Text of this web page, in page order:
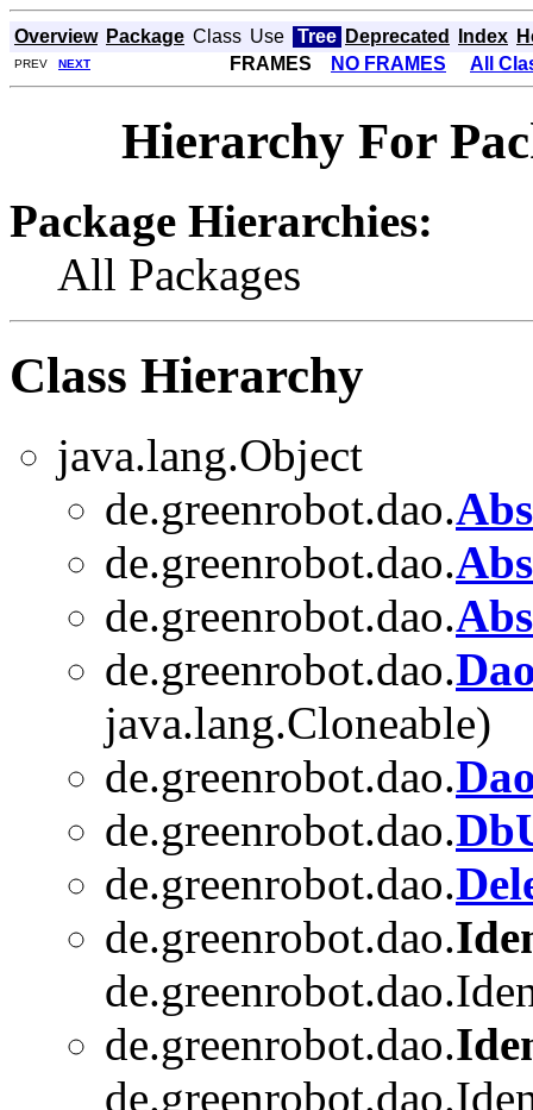
Overview Package Class Use Tree Deprecated Index
PREV NEXT FRAMES NO FRAMES All
Hierarchy For
Package Hierarchies:
All Packages
Class Hierarchy
java.lang.Object
de.greenrobot.dao.
de.greenrobot.dao.
de.greenrobot.dao.
de.greenrobot.dao.
java.lang.Cloneable)
de.greenrobot.dao.
de.greenrobot.dao.
de.greenrobot.dao.
de.greenrobot.dao.
de.greenrobot.dao.